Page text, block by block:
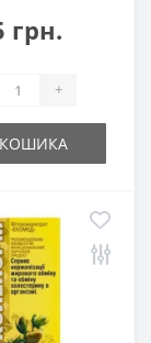
грн.
+